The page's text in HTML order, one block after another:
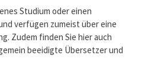
Studium oder einen
verfügen zumeist über eine
Zudem finden Sie hier auch
beeidigte Übersetzer und